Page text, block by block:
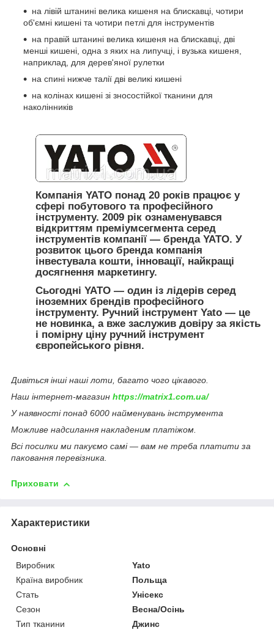
на лівій штанині велика кишеня на блискавці, чотири
об'ємні кишені та чотири петлі для інструментів
на правій штанині велика кишеня на блискавці, дві
менші кишені, одна з яких на липучці, і вузька кишеня,
наприклад, для дерев'яної рулетки
на спині нижче талії дві великі кишені
на колінах кишені зі зносостійкої тканини для
наколінників
Компанія YATO понад 20 років працює у
сфері побутового та професійного
інструменту. 2009 рік ознаменувався
відкриттям преміумсегмента серед
інструментів компанії — бренда YATO. У
розвиток цього бренда компанія
інвестувала кошти, інновації, найкращі
досягнення маркетингу.
Сьогодні YATO — один із лідерів серед
іноземних брендів професійного
інструменту. Ручний інструмент Yato — це
не новинка, а вже заслужив довіру за якість
і помірну ціну ручний інструмент
європейського рівня.
Дивіться інші наші лоти, багато чого цікавого.
Наш інтернет-магазин https://matrix1.com.ua/
У наявності понад 6000 найменувань інструмента
Можливе надсилання накладеним платіжом.
Всі посилки ми пакуємо самі — вам не треба платити за
паковання перевізника.
Приховати
Характеристики
Основні
Виробник
Yato
Країна виробник
Польща
Стать
Унісекс
Сезон
Весна/Осінь
Тип тканини
Джинс